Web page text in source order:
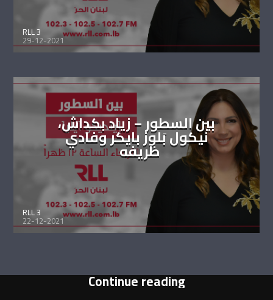
RLL 3
29-12-2021
بين السطور – زياد بكداش،
نيكول بَلوز بايكر وفادي
ظريفه
RLL 3
22-12-2021
Continue reading